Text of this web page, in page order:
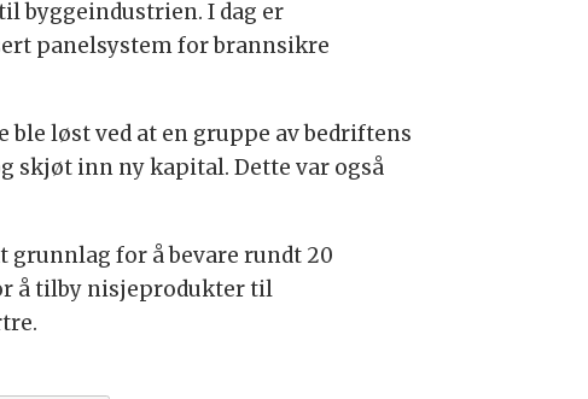
byggeindustrien. I dag er
panelsystem for brannsikre
løst ved at en gruppe av bedriftens
skjøt inn ny kapital. Dette var også
grunnlag for å bevare rundt 20
å tilby nisjeprodukter til